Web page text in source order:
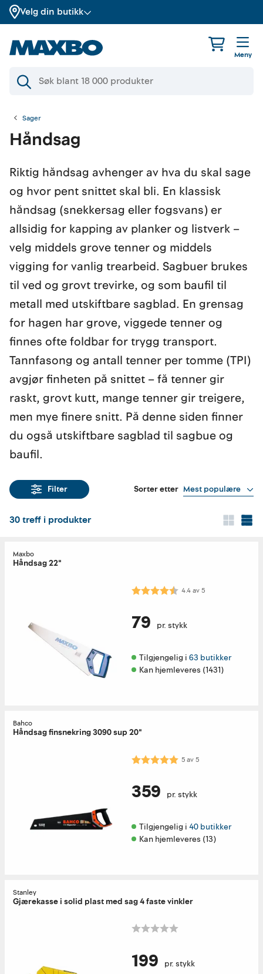
Velg din butikk
Meny
Sager
Håndsag
Riktig håndsag avhenger av hva du skal sage
og hvor pent snittet skal bli. En klassisk
håndsag (snekkersag eller fogsvans) er
allsidig for kapping av planker og listverk –
velg middels grove tenner og middels
vigging for vanlig trearbeid. Sagbuer brukes
til ved og grovt trevirke, og som baufil til
metall med utskiftbare sagblad. En grensag
for hagen har grove, viggede tenner og
finnes ofte foldbar for trygg transport.
Tannfasong og antall tenner per tomme (TPI)
avgjør finheten på snittet – få tenner gir
raskt, grovt kutt, mange tenner gir treigere,
men mye finere snitt. På denne siden finner
du også utskiftbare sagblad til sagbue og
baufil.
Filter Sorter etter Mest populære
30treff i produkter
Maxbo
Håndsag 22"
Karakter: 4.4 av 5 mulige
4.4av5
79 pr. stykk
Tilgjengelig i 63 butikker
Kan hjemleveres (1431)
Bahco
Håndsag finsnekring 3090 sup 20"
Karakter: 5.0 av 5 mulige
5av5
359 pr. stykk
Tilgjengelig i 40 butikker
Kan hjemleveres (13)
Stanley
Gjærekasse i solid plast med sag 4 faste vinkler
199 pr. stykk